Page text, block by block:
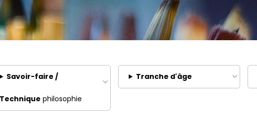
Savoir-faire /
Technique philosophie
Tranche d'âge